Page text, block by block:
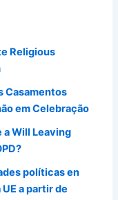
Religious
Casamentos
em Celebração
a Will Leaving
políticas en
a partir de